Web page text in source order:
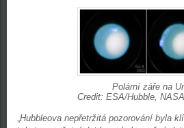
Polární záře na
Credit: ESA/Hubble,
„Hubbleova nepřetržitá pozorování byla